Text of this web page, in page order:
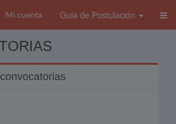
Mi cuenta Guia de Postulación